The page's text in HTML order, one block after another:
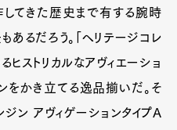
てきた歴史まで有する腕時
あるだろう。「ヘリテージコレ
ヒストリカルなアヴィエーショ
をかき立てる逸品揃いだ。そ
ン アヴィゲーションタイプA